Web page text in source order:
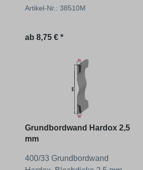
Artikel-Nr.: 38510M
Regulärer Preis:
ab 8,75 € *
Grundbordwand Hardox 2,5
mm
400/33 Grundbordwand